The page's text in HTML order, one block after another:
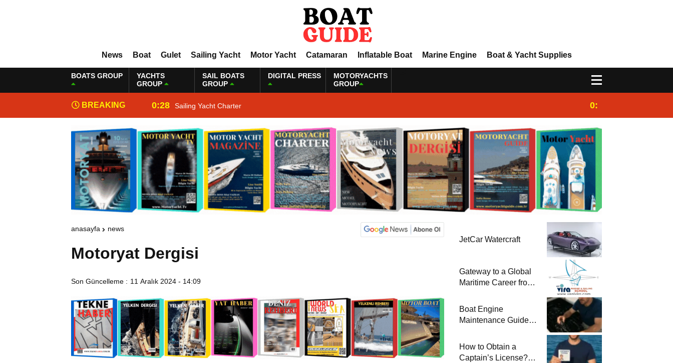
News Boat Gulet Sailing Yacht Motor Yacht Catamaran Inflatable Boat Marine Engine Boat & Yacht Supplies
BOATS GROUP
YACHTS
GROUP
SAIL BOATS
GROUP
DIGITAL PRESS
MOTORYACHTS
GROUP
BREAKING
NEWS
0:28 Sailing Yacht Charter 0:25
anasayfa news
Motoryat Dergisi
Son Güncelleme : 11 Aralık 2024 - 14:09
JetCar Watercraft
Gateway to a Global
Maritime Career from
Boat Engine
Maintenance Guide
Winterization and
Basic Tips
How to Obtain a
Captain’s License?